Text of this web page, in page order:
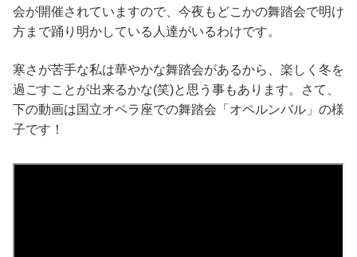
会が開催されていますので、今夜もどこかの舞踏会で明け
方まで踊り明かしている人達がいるわけです。
寒さが苦手な私は華やかな舞踏会があるから、楽しく冬を
過ごすことが出来るかな(笑)と思う事もあります。さて、
下の動画は国立オペラ座での舞踏会「オペルンバル」の様
子です！